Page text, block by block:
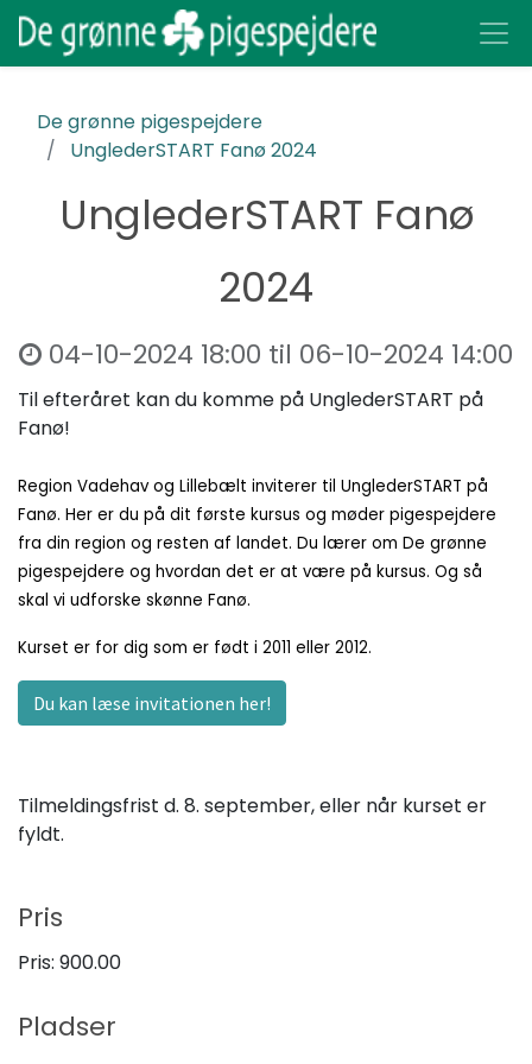
De grønne pigespejdere
UnglederSTART Fanø 2024
UnglederSTART Fanø
2024
04-10-2024 18:00 til 06-10-2024 14:00
Til efteråret kan du komme på UnglederSTART på
Fanø!
Region Vadehav og Lillebælt inviterer til UnglederSTART på
Fanø. Her er du på dit første kursus og møder pigespejdere
fra din region og resten af landet. Du lærer om De grønne
pigespejdere og hvordan det er at være på kursus. Og så
skal vi udforske skønne Fanø.
Kurset er for dig som er født i 2011 eller 2012.
Du kan læse invitationen her!
Tilmeldingsfrist d. 8. september, eller når kurset er
fyldt.
Pris
Pris: 900.00
Pladser